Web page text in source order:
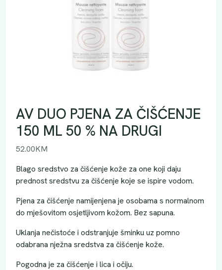
AV DUO PJENA ZA ČIŠĆENJE
150 ML 50 % NA DRUGI
52.00KM
Blago sredstvo za čišćenje kože za one koji daju
prednost sredstvu za čišćenje koje se ispire vodom.
Pjena za čišćenje namijenjena je osobama s normalnom
do mješovitom osjetljivom kožom. Bez sapuna.
Uklanja nečistoće i odstranjuje šminku uz pomno
odabrana nježna sredstva za čišćenje kože.
Pogodna je za čišćenje i lica i očiju.